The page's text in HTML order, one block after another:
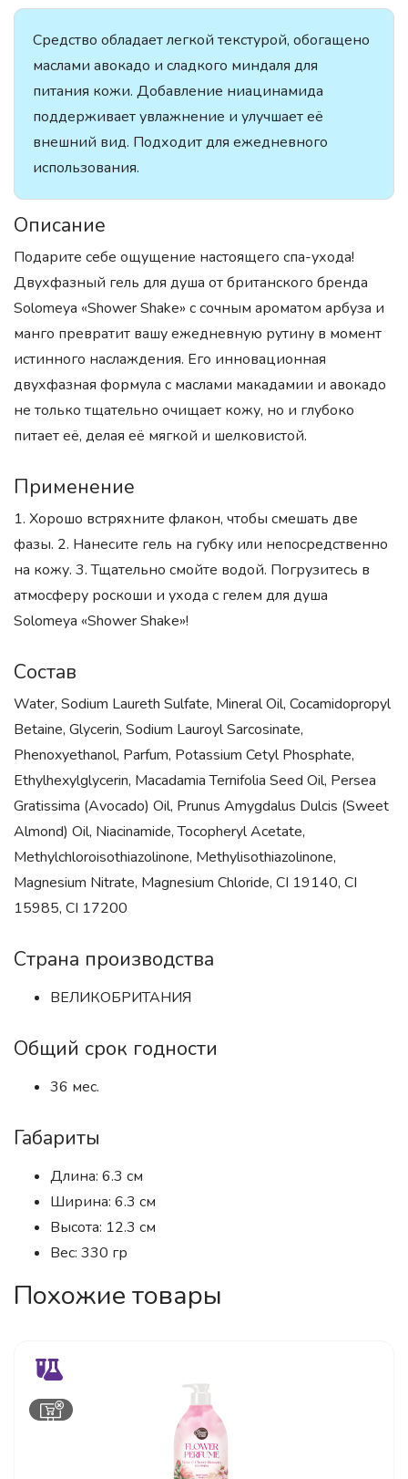
Средство обладает легкой текстурой, обогащено
маслами авокадо и сладкого миндаля для
питания кожи. Добавление ниацинамида
поддерживает увлажнение и улучшает её
внешний вид. Подходит для ежедневного
использования.
Описание
Подарите себе ощущение настоящего спа-ухода!
Двухфазный гель для душа от британского бренда
Solomeya «Shower Shake» с сочным ароматом арбуза и
манго превратит вашу ежедневную рутину в момент
истинного наслаждения. Его инновационная
двухфазная формула с маслами макадамии и авокадо
не только тщательно очищает кожу, но и глубоко
питает её, делая её мягкой и шелковистой.
Применение
1. Хорошо встряхните флакон, чтобы смешать две
фазы. 2. Нанесите гель на губку или непосредственно
на кожу. 3. Тщательно смойте водой. Погрузитесь в
атмосферу роскоши и ухода с гелем для душа
Solomeya «Shower Shake»!
Состав
Water, Sodium Laureth Sulfate, Mineral Oil, Cocamidopropyl
Betaine, Glycerin, Sodium Lauroyl Sarcosinate,
Phenoxyethanol, Parfum, Potassium Cetyl Phosphate,
Ethylhexylglycerin, Macadamia Ternifolia Seed Oil, Persea
Gratissima (Avocado) Oil, Prunus Amygdalus Dulcis (Sweet
Almond) Oil, Niacinamide, Tocopheryl Acetate,
Methylchloroisothiazolinone, Methylisothiazolinone,
Magnesium Nitrate, Magnesium Chloride, CI 19140, CI
15985, CI 17200
Страна производства
ВЕЛИКОБРИТАНИЯ
Общий срок годности
36 мес.
Габариты
Длина: 6.3 см
Ширина: 6.3 см
Высота: 12.3 см
Вес: 330 гр
Похожие товары